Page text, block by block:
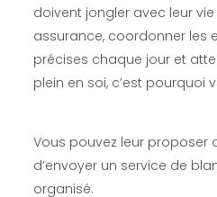
doivent jongler avec leur
assurance, coordonner les
précises chaque jour et
plein en soi, c’est
Vous pouvez leur proposer
d’envoyer un service de
organisé.